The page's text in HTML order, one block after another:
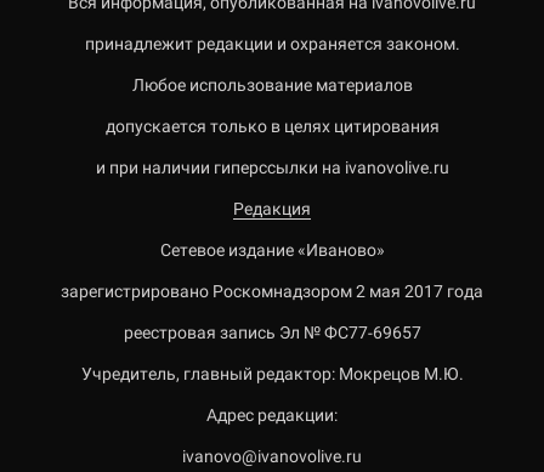
принадлежит редакции и охраняется законом.
Любое использование материалов
допускается только в целях цитирования
и при наличии гиперссылки на ivanovolive.ru
Редакция
Сетевое издание «Иваново»
зарегистрировано Роскомнадзором 2 мая 2017 года
реестровая запись Эл № ФС77-69657
Учредитель, главный редактор: Мокрецов М.Ю.
Адрес редакции:
ivanovo@ivanovolive.ru